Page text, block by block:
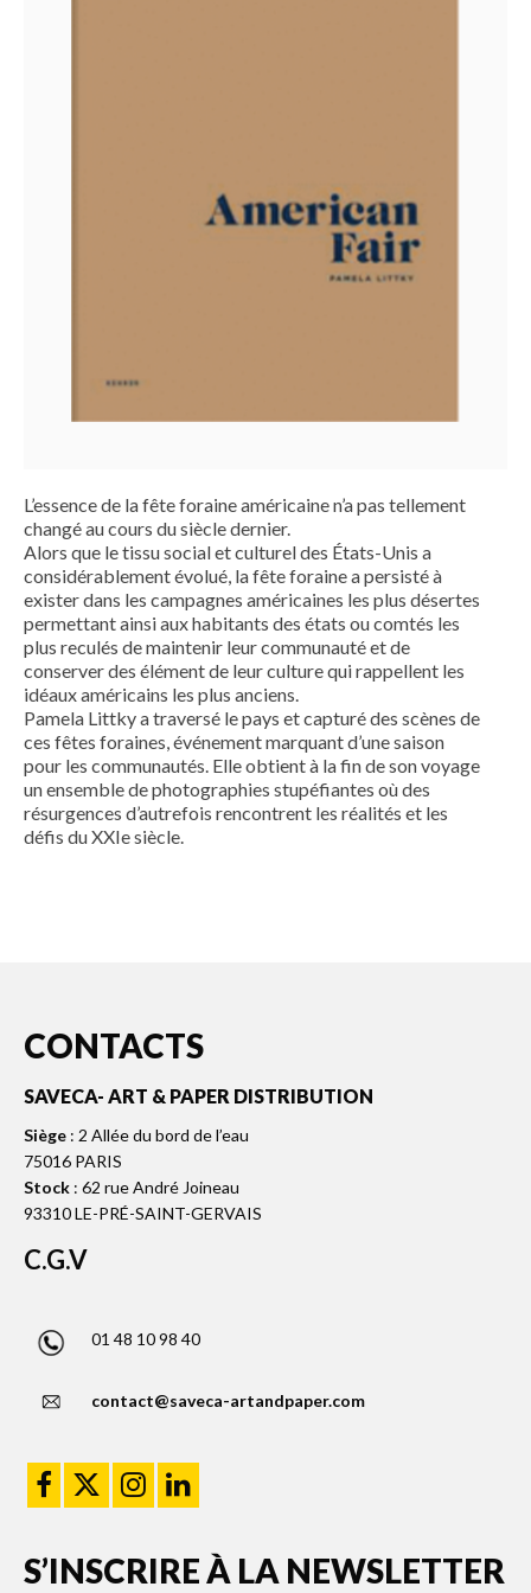
L’essence de la fête foraine américaine n’a pas tellement
changé au cours du siècle dernier.
Alors que le tissu social et culturel des États-Unis a
considérablement évolué, la fête foraine a persisté à
exister dans les campagnes américaines les plus désertes
permettant ainsi aux habitants des états ou comtés les
plus reculés de maintenir leur communauté et de
conserver des élément de leur culture qui rappellent les
idéaux américains les plus anciens.
Pamela Littky a traversé le pays et capturé des scènes de
ces fêtes foraines, événement marquant d’une saison
pour les communautés. Elle obtient à la fin de son voyage
un ensemble de photographies stupéfiantes où des
résurgences d’autrefois rencontrent les réalités et les
défis du XXIe siècle.
CONTACTS
SAVECA- ART & PAPER DISTRIBUTION
Siège : 2 Allée du bord de l’eau
75016 PARIS
Stock : 62 rue André Joineau
93310 LE-PRÉ-SAINT-GERVAIS
C.G.V
01 48 10 98 40
contact@saveca-artandpaper.com
S’INSCRIRE À LA NEWSLETTER